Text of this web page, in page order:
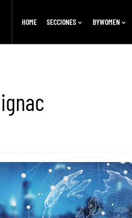
HOME SECCIONES BYWOMEN